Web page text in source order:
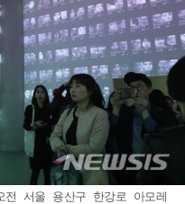
전 서울 용산구 한강로 아모레